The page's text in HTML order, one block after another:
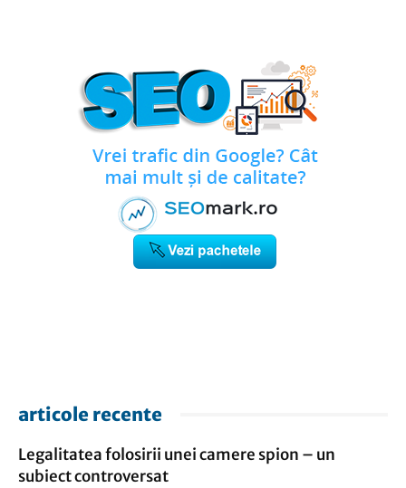
articole recente
Legalitatea folosirii unei camere spion – un
subiect controversat